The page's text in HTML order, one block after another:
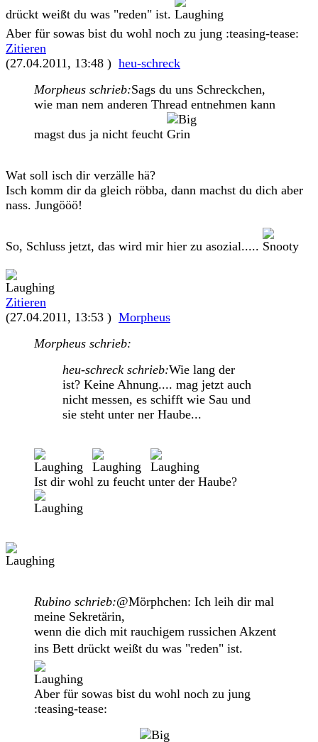
drückt weißt du was "reden" ist.
Aber für sowas bist du wohl noch zu jung :teasing-tease:
Zitieren
(27.04.2011, 13:48 ) heu-schreck
Morpheus schrieb:Sags du uns Schreckchen,
wie man nem anderen Thread entnehmen kann
magst dus ja nicht feucht
Wat soll isch dir verzälle hä?
Isch komm dir da gleich röbba, dann machst du dich aber
nass. Jungööö!
So, Schluss jetzt, das wird mir hier zu asozial.....
Zitieren
(27.04.2011, 13:53 ) Morpheus
Morpheus schrieb:
heu-schreck schrieb:Wie lang der
ist? Keine Ahnung.... mag jetzt auch
nicht messen, es schifft wie Sau und
sie steht unter ner Haube...
Ist dir wohl zu feucht unter der Haube?
Rubino schrieb:@Mörphchen: Ich leih dir mal
meine Sekretärin,
wenn die dich mit rauchigem russichen Akzent
ins Bett drückt weißt du was "reden" ist.
Aber für sowas bist du wohl noch zu jung
:teasing-tease: